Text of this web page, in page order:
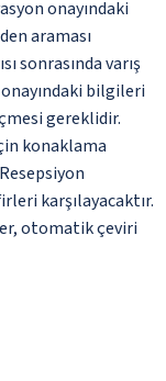
onayındaki
araması
sonrasında varış
bilgileri
gereklidir.
konaklama
karşılayacaktır.
otomatik çeviri